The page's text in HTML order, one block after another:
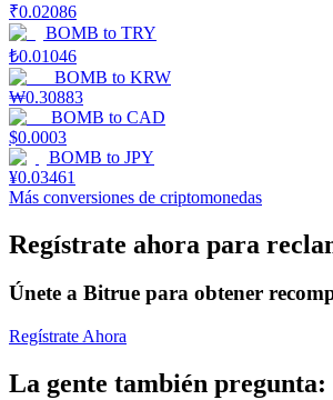
Información
Análisis de big data que incluye
Guía de inicio de futuros
₹0.02086
BOMB to TRY
₺0.01046
BOMB to KRW
₩0.30883
BOMB to CAD
$0.0003
BOMB to JPY
¥0.03461
Más conversiones de criptomonedas
Regístrate ahora para
Únete a Bitrue para obtener
Regístrate Ahora
La gente también